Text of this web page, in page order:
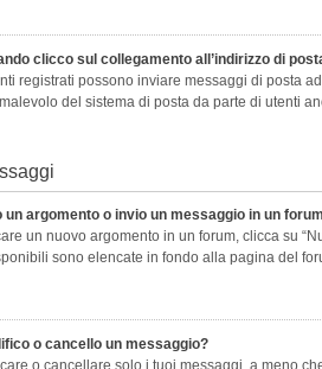
clicco sul collegamento all’indirizzo di
registrati possono inviare messaggi di posta
del sistema di posta da parte di utenti
un argomento o invio un messaggio in un
un nuovo argomento in un forum, clicca su
sono elencate in fondo alla pagina del
o cancello un messaggio?
o cancellare solo i tuoi messaggi, a meno